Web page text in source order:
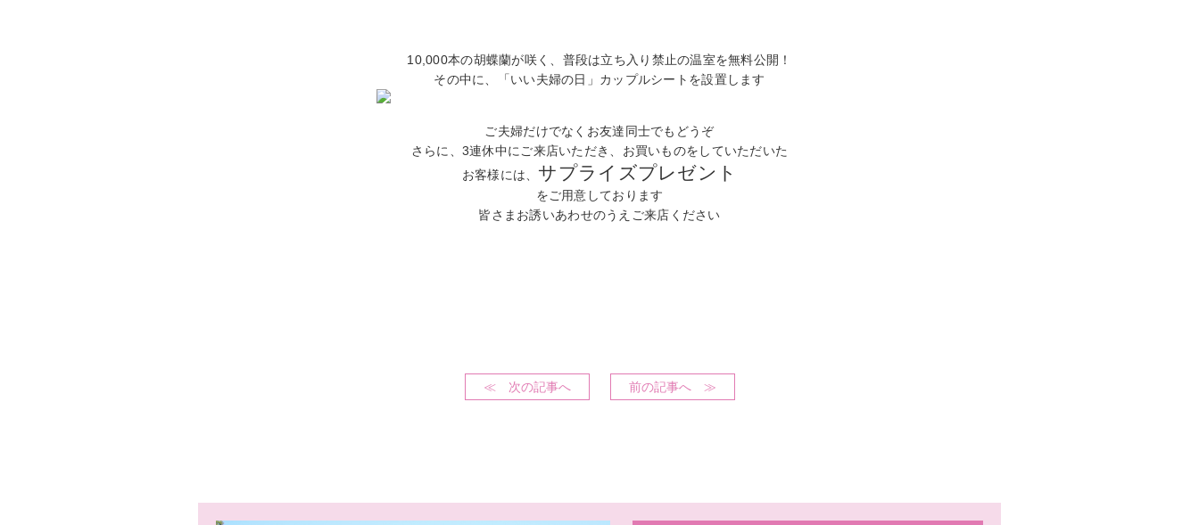
10,000本の胡蝶蘭が咲く、普段は立ち入り禁止の温室を無料公開！
その中に、「いい夫婦の日」カップルシートを設置します
ご夫婦だけでなくお友達同士でもどうぞ
さらに、3連休中にご来店いただき、お買いものをしていただいた
お客様には、 サプライズプレゼント
をご用意しております
皆さまお誘いあわせのうえご来店ください
≪ 次の記事へ 前の記事へ ≫